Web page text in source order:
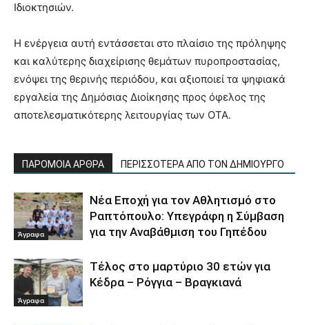
Ιδιοκτησιών.
Η ενέργεια αυτή εντάσσεται στο πλαίσιο της πρόληψης
και καλύτερης διαχείρισης θεμάτων πυροπροστασίας,
ενόψει της θερινής περιόδου, και αξιοποιεί τα ψηφιακά
εργαλεία της Δημόσιας Διοίκησης προς όφελος της
αποτελεσματικότερης λειτουργίας των ΟΤΑ.
ΠΑΡΟΜΟΙΑ ΑΡΘΡΑ ΠΕΡΙΣΣΟΤΕΡΑ ΑΠΟ ΤΟΝ ΔΗΜΙΟΥΡΓΟ
Άγραφα
Νέα Εποχή για τον Αθλητισμό στο
Ραπτόπουλο: Υπεγράφη η Σύμβαση
για την Αναβάθμιση του Γηπέδου
Άγραφα
Τέλος στο μαρτύριο 30 ετών για
Κέδρα – Ρόγγια – Βραγκιανά